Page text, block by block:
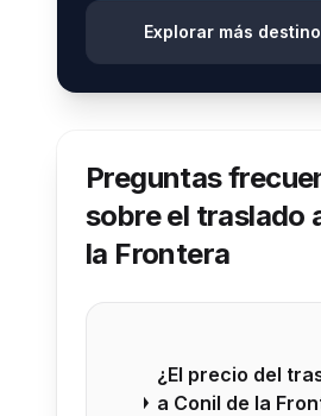
Explorar más
Preguntas
sobre el traslado
la Frontera
¿El precio del
a Conil de la